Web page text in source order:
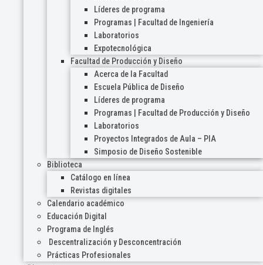
Líderes de programa
Programas | Facultad de Ingeniería
Laboratorios
Expotecnológica
Facultad de Producción y Diseño
Acerca de la Facultad
Escuela Pública de Diseño
Líderes de programa
Programas | Facultad de Producción y Diseño
Laboratorios
Proyectos Integrados de Aula – PIA
Simposio de Diseño Sostenible
Biblioteca
Catálogo en línea
Revistas digitales
Calendario académico
Educación Digital
Programa de Inglés
Descentralización y Desconcentración
Prácticas Profesionales